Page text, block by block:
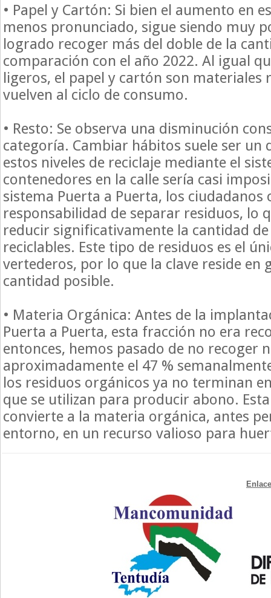
• Papel y Cartón: Si bien el aumento en
menos pronunciado, sigue siendo muy
logrado recoger más del doble de la
comparación con el año 2022. Al igual
ligeros, el papel y cartón son materiales
vuelven al ciclo de consumo.
• Resto: Se observa una disminución
categoría. Cambiar hábitos suele ser un
estos niveles de reciclaje mediante el
contenedores en la calle sería casi
sistema Puerta a Puerta, los ciudadanos
responsabilidad de separar residuos, lo
reducir significativamente la cantidad
reciclables. Este tipo de residuos es el
vertederos, por lo que la clave reside en
cantidad posible.
• Materia Orgánica: Antes de la
Puerta a Puerta, esta fracción no era
entonces, hemos pasado de no recoger
aproximadamente el 47 %
los residuos orgánicos ya no terminan
que se utilizan para producir abono.
convierte a la materia orgánica, antes
entorno, en un recurso valioso para